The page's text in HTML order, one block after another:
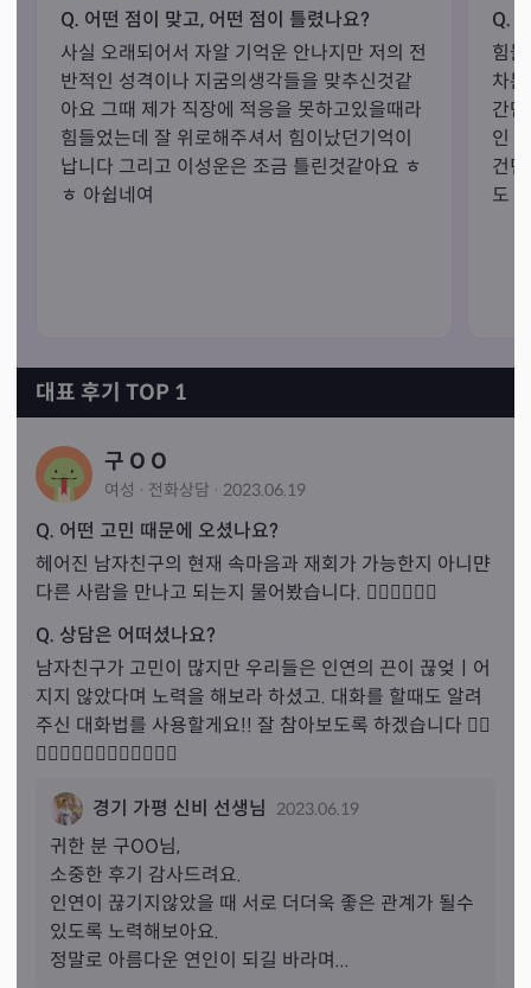
Q. 어떤 점이 맞고, 어떤 점이 틀렸나요?
사실 오래되어서 자알 기억운 안나지만 저의 전
반적인 성격이나 지굼의생각들을 맞추신것같
아요 그때 제가 직장에 적응을 못하고있을때라
힘들었는데 잘 위로해주셔서 힘이났던기억이
납니다 그리고 이성운은 조금 틀린것같아요 ㅎ
ㅎ 아쉽네여
Q.
힘
차
간
인
건
도
대표 후기 TOP 1
구 O O
여성 · 전화상담 · 2023.06.19
Q. 어떤 고민 때문에 오셨나요?
헤어진 남자친구의 현재 속마음과 재회가 가능한지 아니먄
다른 사람을 만나고 되는지 물어봤습니다. 👍🏻👍🏻👍🏻
Q. 상담은 어떠셨나요?
남자친구가 고민이 많지만 우리들은 인연의 끈이 끊엊ㅣ어
지지 않았다며 노력을 해보라 하셨고. 대화를 할때도 알려
주신 대화법를 사용할게요!! 잘 참아보도록 하겠습니다 👍🏻
😭😭😭😭😭😭😭😭😭😭😭😭
경기 가평 신비 선생님 2023.06.19
귀한 분 구OO님,
소중한 후기 감사드려요.
인연이 끊기지않았을 때 서로 더더욱 좋은 관계가 될수
있도록 노력해보아요.
정말로 아름다운 연인이 되길 바라며...